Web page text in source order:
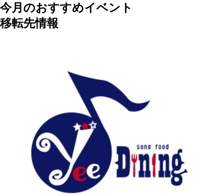
今月のおすすめイベント
移転先情報